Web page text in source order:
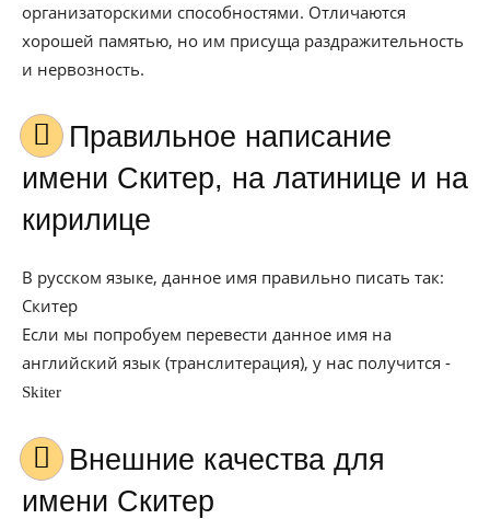
организаторскими способностями. Отличаются
хорошей памятью, но им присуща раздражительность
и нервозность.
Правильное написание
имени Скитер, на латинице и на
кирилице
В русском языке, данное имя правильно писать так:
Скитер
Если мы попробуем перевести данное имя на
английский язык (транслитерация), у нас получится -
Skiter
Внешние качества для
имени Скитер